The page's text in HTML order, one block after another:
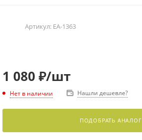
Артикул: EA-1363
1 080 ₽/шт
Нет в наличии Нашли дешевле?
ПОДОБРАТЬ АНАЛОГ